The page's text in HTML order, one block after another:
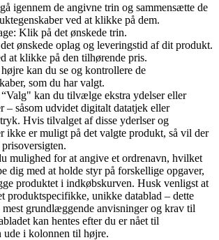
igennem de angivne trin og sammensætte de
ved at klikke på dem.
Klik på det ønskede trin.
ønskede oplag og leveringstid af dit produkt.
at klikke på den tilhørende pris.
kan du se og kontrollere de
som du har valgt.
kan du tilvælge ekstra ydelser eller
– såsom udvidet digitalt datatjek eller
Hvis tilvalget af disse yderlser og
ikke er muligt på det valgte produkt, så vil der
mulighed for at angive et ordrenavn, hvilket
dig med at holde styr på forskellige opgaver,
produktet i indkøbskurven. Husk venligst at
produktspecifikke, unikke datablad – dette
mest grundlæggende anvisninger og krav til
kan hentes efter du er nået til
ude i kolonnen til højre.